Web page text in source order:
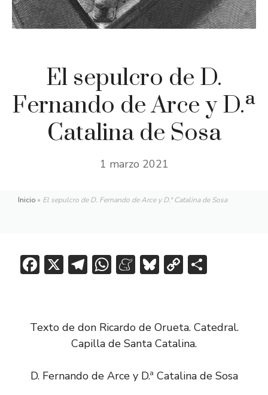
El sepulcro de D.
Fernando de Arce y D.ª
Catalina de Sosa
1 marzo 2021
Inicio » El sepulcro de D. Fernando de Arce y D.ª Catalina de Sosa
F
b
X T
gr
a
W
s
A
p
M
e
a
e
Bl
sk
y
C
y
Li
k
p
Texto de don Ricardo de Orueta. Catedral.
Capilla de Santa Catalina.
D. Fernando de Arce y D.ª Catalina de Sosa